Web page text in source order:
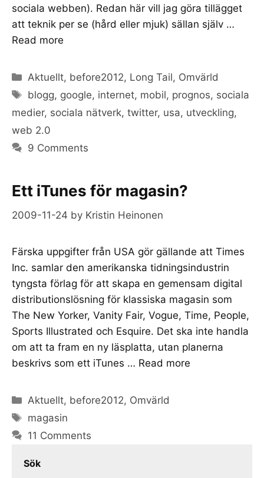
sociala webben). Redan här vill jag göra tillägget
att teknik per se (hård eller mjuk) sällan själv …
Read more
Categories
Aktuellt, before2012, Long Tail, Omvärld
Tags
blogg, google, internet, mobil, prognos, sociala
medier, sociala nätverk, twitter, usa, utveckling,
web 2.0
9 Comments
Ett iTunes för magasin?
2009-11-24 by Kristin Heinonen
Färska uppgifter från USA gör gällande att Times
Inc. samlar den amerikanska tidningsindustrin
tyngsta förlag för att skapa en gemensam digital
distributionslösning för klassiska magasin som
The New Yorker, Vanity Fair, Vogue, Time, People,
Sports Illustrated och Esquire. Det ska inte handla
om att ta fram en ny läsplatta, utan planerna
beskrivs som ett iTunes … Read more
Categories
Aktuellt, before2012, Omvärld
Tags
magasin
11 Comments
Sök